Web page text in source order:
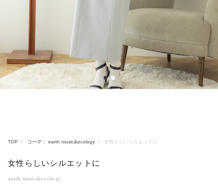
TOP コーデ： earth music&ecology 女性らしいシルエットに
女性らしいシルエットに
earth music&ecology
1